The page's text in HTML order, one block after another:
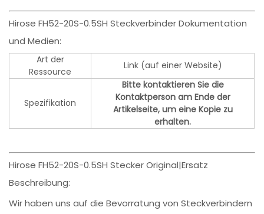
Hirose FH52-20S-0.5SH Steckverbinder Dokumentation
und Medien:
Art der
Ressource
Link (auf einer Website)
Spezifikation
Bitte kontaktieren Sie die
Kontaktperson am Ende der
Artikelseite, um eine Kopie zu
erhalten.
Hirose FH52-20S-0.5SH Stecker Original|Ersatz
Beschreibung:
Wir haben uns auf die Bevorratung von Steckverbindern